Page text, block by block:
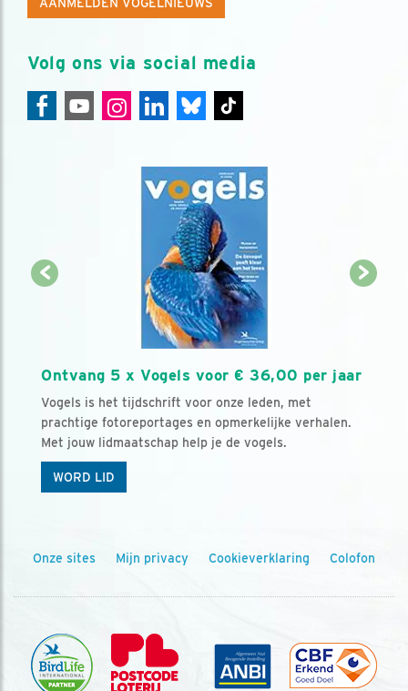
Volg ons via social media
Ontvang 5 x Vogels voor € 36,00 per jaar
Vogels is het tijdschrift voor onze leden, met
prachtige fotoreportages en opmerkelijke verhalen.
Met jouw lidmaatschap help je de vogels.
WORD LID
Onze sites Mijn privacy Cookieverklaring Colofon